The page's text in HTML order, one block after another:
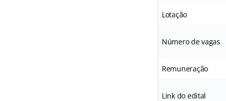
Lotação
Número de vagas
Remuneração
Link do edital